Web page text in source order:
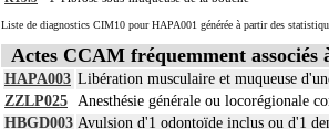
Liste de diagnostics CIM10 pour HAPA001 générée à partir des
Actes CCAM fréquemment associés
HAPA003 Libération musculaire et muqueuse
ZZLP025 Anesthésie générale ou locorégionale
HBGD003 Avulsion d'1 odontoïde inclus ou d'1